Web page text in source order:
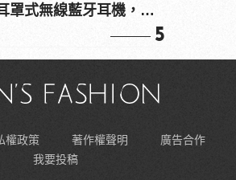
罩式無線藍牙耳機，在
5
權政策 著作權聲明
廣告合作
我要投稿